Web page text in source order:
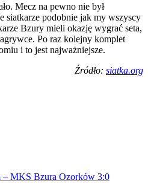
Mecz na pewno nie był
siatkarze podobnie jak my wszyscy
Bzury mieli okazję wygrać seta,
Po raz kolejny komplet
i to jest najważniejsze.
Źródło: siatka.org
– MKS Bzura Ozorków 3:0